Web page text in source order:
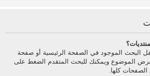
البحث الموجود في الصفحة الرئيسية أو صفحة
الموضوع ويمكنك للبحث المتقدم الضغط على
كلها.